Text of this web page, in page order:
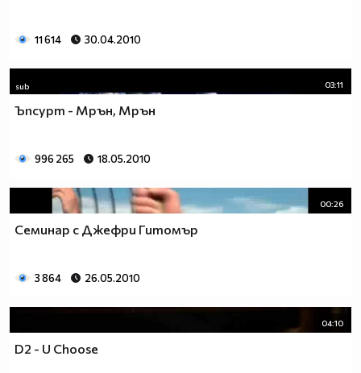
11 614 30.04.2010
sub 03:11
Ъпсурт - Мрън, Мрън
996 265 18.05.2010
00:26
Семинар с Джефри Гитомър
3 864 26.05.2010
04:10
D2 - U Choose